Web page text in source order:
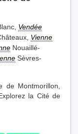
Vendée
Vienne
Nouaillé-
Sèvres-
de Montmorillon,
la Cité de